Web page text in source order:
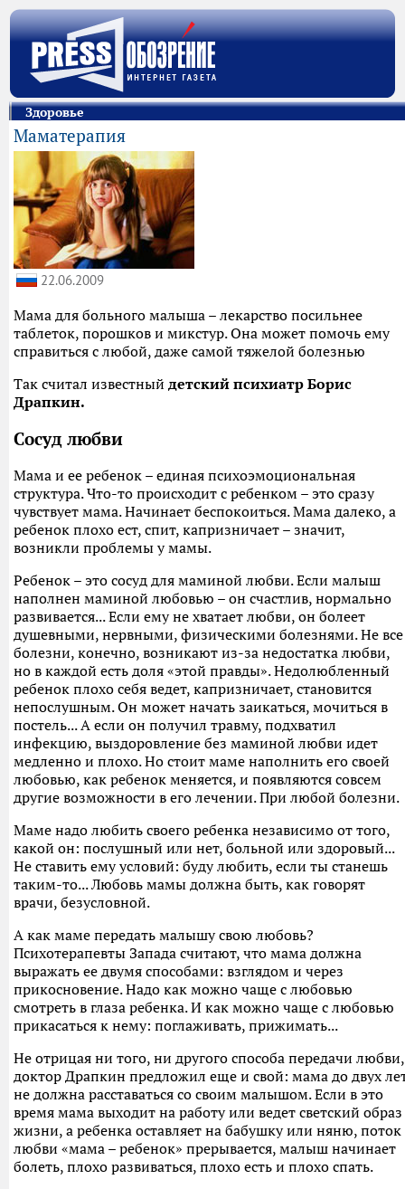
Здоровье
Маматерапия
22.06.2009
Мама для больного малыша – лекарство посильнее
таблеток, порошков и микстур. Она может помочь ему
справиться с любой, даже самой тяжелой болезнью
Так считал известный детский психиатр Борис
Драпкин.
Сосуд любви
Мама и ее ребенок – единая психоэмоциональная
структура. Что-то происходит с ребенком – это сразу
чувствует мама. Начинает беспокоиться. Мама далеко, а
ребенок плохо ест, спит, капризничает – значит,
возникли проблемы у мамы.
Ребенок – это сосуд для маминой любви. Если малыш
наполнен маминой любовью – он счастлив, нормально
развивается... Если ему не хватает любви, он болеет
душевными, нервными, физическими болезнями. Не все
болезни, конечно, возникают из-за недостатка любви,
но в каждой есть доля «этой правды». Недолюбленный
ребенок плохо себя ведет, капризничает, становится
непослушным. Он может начать заикаться, мочиться в
постель... А если он получил травму, подхватил
инфекцию, выздоровление без маминой любви идет
медленно и плохо. Но стоит маме наполнить его своей
любовью, как ребенок меняется, и появляются совсем
другие возможности в его лечении. При любой болезни.
Маме надо любить своего ребенка независимо от того,
какой он: послушный или нет, больной или здоровый...
Не ставить ему условий: буду любить, если ты станешь
таким-то... Любовь мамы должна быть, как говорят
врачи, безусловной.
А как маме передать малышу свою любовь?
Психотерапевты Запада считают, что мама должна
выражать ее двумя способами: взглядом и через
прикосновение. Надо как можно чаще с любовью
смотреть в глаза ребенка. И как можно чаще с любовью
прикасаться к нему: поглаживать, прижимать...
Не отрицая ни того, ни другого способа передачи любви,
доктор Драпкин предложил еще и свой: мама до двух
не должна расставаться со своим малышом. Если в это
время мама выходит на работу или ведет светский образ
жизни, а ребенка оставляет на бабушку или няню, поток
любви «мама – ребенок» прерывается, малыш начинает
болеть, плохо развиваться, плохо есть и плохо спать.